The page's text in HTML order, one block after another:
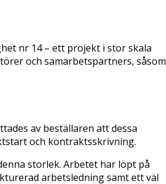
nr 14 – ett projekt i stor skala
och samarbetspartners, såsom
av beställaren att dessa
och kontraktsskrivning.
storlek. Arbetet har löpt på
arbetsledning samt ett väl